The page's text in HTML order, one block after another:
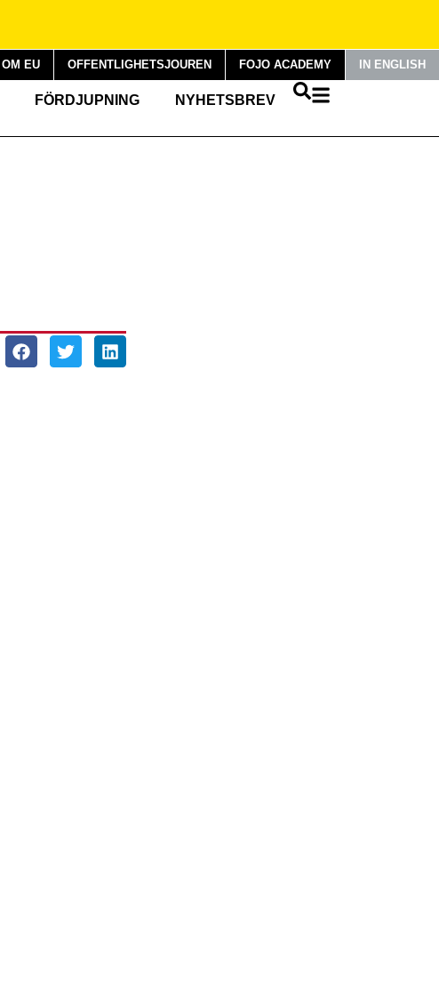
OM EU OFFENTLIGHETSJOUREN FOJO ACADEMY IN ENGLISH
FÖRDJUPNING NYHETSBREV